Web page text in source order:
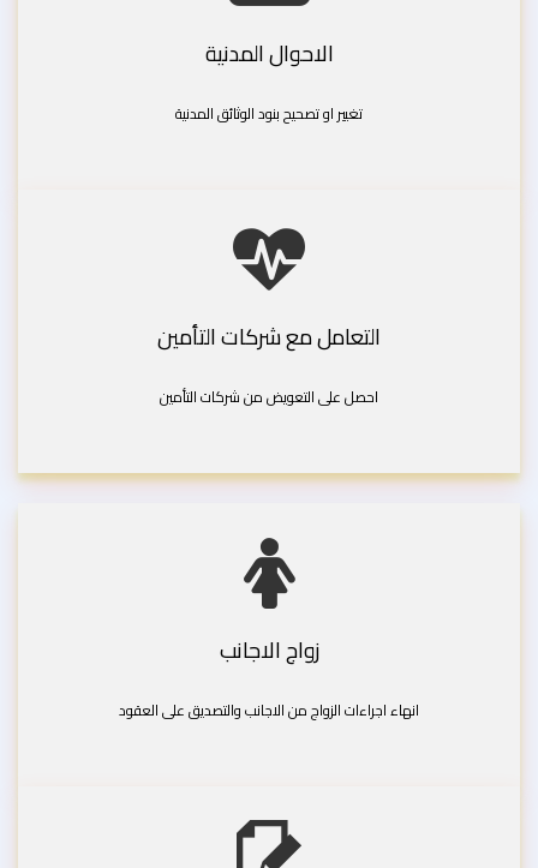
الاحوال المدنية
تغيير او تصحيح بنود الوثائق المدنية
التعامل مع شركات التأمين
احصل على التعويض من شركات التأمين
زواج الاجانب
انهاء اجراءات الزواج من الاجانب والتصديق على العقود